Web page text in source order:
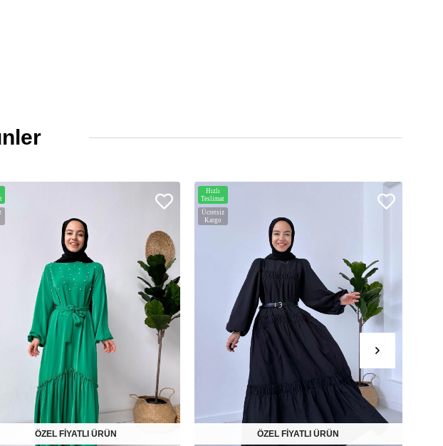
ÖZEL FİYATLI ÜRÜN
Ücretsiz
Kargo
Hızlı
Teslimat
ÖZEL FİYATLI ÜRÜN